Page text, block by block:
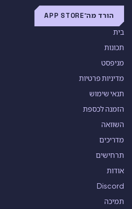
הורד מה־APP STORE
בית
תכונות
מניפסט
מדיניות פרטיות
תנאי שימוש
הזמנה לכספת
השוואה
מדריכים
תרחישים
אודות
Discord
תמיכה